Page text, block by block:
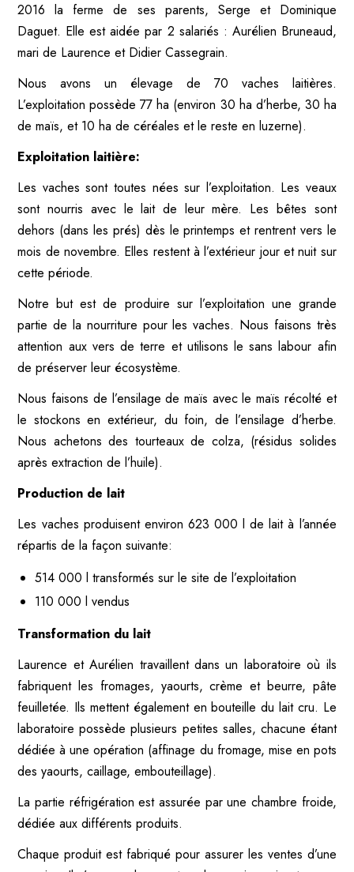
2016 la ferme de ses parents, Serge et Dominique
Daguet. Elle est aidée par 2 salariés : Aurélien Bruneaud,
mari de Laurence et Didier Cassegrain.
Nous avons un élevage de 70 vaches laitières.
L’exploitation possède 77 ha (environ 30 ha d’herbe, 30 ha
de maïs, et 10 ha de céréales et le reste en luzerne).
Exploitation laitière:
Les vaches sont toutes nées sur l’exploitation. Les veaux
sont nourris avec le lait de leur mère. Les bêtes sont
dehors (dans les prés) dès le printemps et rentrent vers le
mois de novembre. Elles restent à l’extérieur jour et nuit sur
cette période.
Notre but est de produire sur l’exploitation une grande
partie de la nourriture pour les vaches. Nous faisons très
attention aux vers de terre et utilisons le sans labour afin
de préserver leur écosystème.
Nous faisons de l’ensilage de maïs avec le maïs récolté et
le stockons en extérieur, du foin, de l’ensilage d’herbe.
Nous achetons des tourteaux de colza, (résidus solides
après extraction de l’huile).
Production de lait
Les vaches produisent environ 623 000 l de lait à l’année
répartis de la façon suivante:
514 000 l transformés sur le site de l’exploitation
110 000 l vendus
Transformation du lait
Laurence et Aurélien travaillent dans un laboratoire où ils
fabriquent les fromages, yaourts, crème et beurre, pâte
feuilletée. Ils mettent également en bouteille du lait cru. Le
laboratoire possède plusieurs petites salles, chacune étant
dédiée à une opération (affinage du fromage, mise en pots
des yaourts, caillage, embouteillage).
La partie réfrigération est assurée par une chambre froide,
dédiée aux différents produits.
Chaque produit est fabriqué pour assurer les ventes d’une